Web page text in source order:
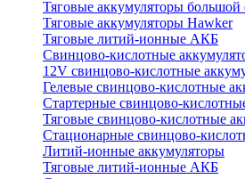
Тяговые аккумуляторы большой
Тяговые аккумуляторы Hawker
Тяговые литий-ионные АКБ
Свинцово-кислотные
12V свинцово-кислотные
Гелевые свинцово-кислотные
Стартерные свинцово-
Тяговые свинцово-кислотные
Стационарные свинцово-
Литий-ионные аккумуляторы
Тяговые литий-ионные АКБ